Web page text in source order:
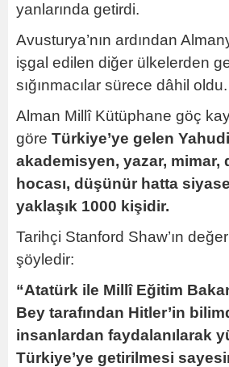
yanlarında getirdi.
Avusturya’nın ardından
işgal edilen diğer ülkelerden
sığınmacılar sürece dâhil oldu.
Alman Millî Kütüphane göç
göre Türkiye’ye gelen
akademisyen, yazar, mimar,
hocası, düşünür hatta
yaklaşık 1000 kişidir.
Tarihçi Stanford Shaw’ın
şöyledir:
“Atatürk ile Millî Eğitim
Bey tarafından Hitler’in
insanlardan faydalanılarak
Türkiye’ye getirilmesi